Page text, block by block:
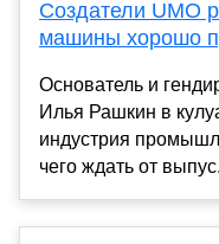
Создатели UMO
машины хорошо
Основатель и
Илья Рашкин в
индустрия
чего ждать от